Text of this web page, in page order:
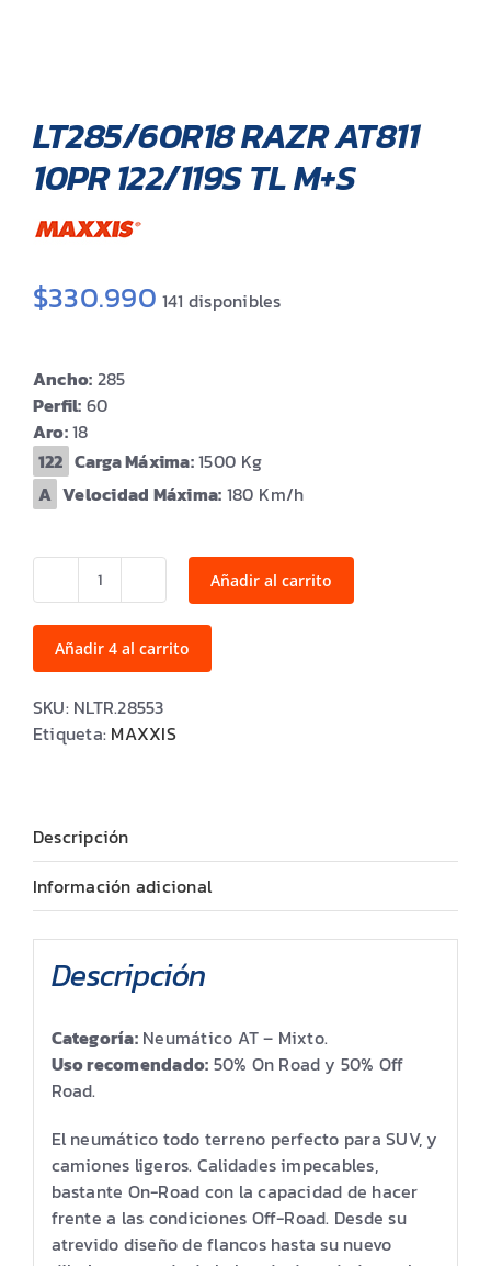
LT285/60R18 RAZR AT811
10PR 122/119S TL M+S
$330.990 141 disponibles
Ancho: 285
Perfil: 60
Aro:18
Carga Máxima:1500
Velocidad Máxima: 180
LT285/60R18
RAZR
AT811
10PR
122/119S
TL
Añadir al carrito
Añadir 4 al carrito
SKU: NLTR.28553
Etiqueta: MAXXIS
Descripción
Información adicional
Descripción
Categoría:Neumático AT – Mixto.
Uso recomendado: 50% On Road y 50% Off
Road.
El neumático todo terreno perfecto para SUV, y
camiones ligeros. Calidades impecables,
bastante On-Road con la capacidad de hacer
frente a las condiciones Off-Road. Desde su
atrevido diseño de flancos hasta su nuevo